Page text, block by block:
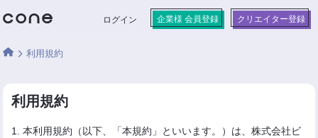
ログイン 企業様 会員登録 クリエイター登録
利用規約
利用規約
1. 本利用規約（以下、「本規約」といいます。）は、株式会社ビ